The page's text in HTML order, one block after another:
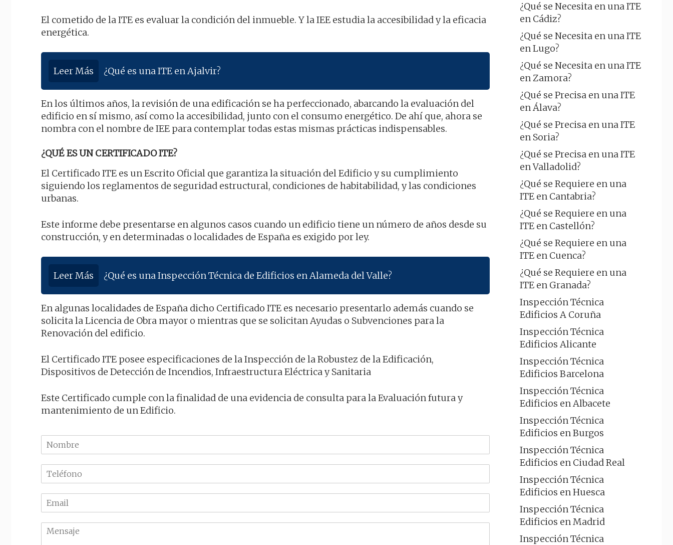
El cometido de la ITE es evaluar la condición del inmueble. Y la IEE estudia la accesibilidad y la eficacia
energética.
Leer Más ¿Qué es una ITE en Ajalvir?
En los últimos años, la revisión de una edificación se ha perfeccionado, abarcando la evaluación del
edificio en sí mismo, así como la accesibilidad, junto con el consumo energético. De ahí que, ahora se
nombra con el nombre de IEE para contemplar todas estas mismas prácticas indispensables.
¿QUÉ ES UN CERTIFICADO ITE?
El Certificado ITE es un Escrito Oficial que garantiza la situación del Edificio y su cumplimiento
siguiendo los reglamentos de seguridad estructural, condiciones de habitabilidad, y las condiciones
urbanas.
Este informe debe presentarse en algunos casos cuando un edificio tiene un número de años desde su
construcción, y en determinadas o localidades de España es exigido por ley.
Leer Más ¿Qué es una Inspección Técnica de Edificios en Alameda del Valle?
En algunas localidades de España dicho Certificado ITE es necesario presentarlo además cuando se
solicita la Licencia de Obra mayor o mientras que se solicitan Ayudas o Subvenciones para la
Renovación del edificio.
El Certificado ITE posee especificaciones de la Inspección de la Robustez de la Edificación,
Dispositivos de Detección de Incendios, Infraestructura Eléctrica y Sanitaria
Este Certificado cumple con la finalidad de una evidencia de consulta para la Evaluación futura y
mantenimiento de un Edificio.
N
o
m
r
e
e
l
f
o
m
a
M
¿Qué se Necesita en una ITE
en Cádiz?
¿Qué se Necesita en una ITE
en Lugo?
¿Qué se Necesita en una ITE
en Zamora?
¿Qué se Precisa en una ITE
en Álava?
¿Qué se Precisa en una ITE
en Soria?
¿Qué se Precisa en una ITE
en Valladolid?
¿Qué se Requiere en una
ITE en Cantabria?
¿Qué se Requiere en una
ITE en Castellón?
¿Qué se Requiere en una
ITE en Cuenca?
¿Qué se Requiere en una
ITE en Granada?
Inspección Técnica
Edificios A Coruña
Inspección Técnica
Edificios Alicante
Inspección Técnica
Edificios Barcelona
Inspección Técnica
Edificios en Albacete
Inspección Técnica
Edificios en Burgos
Inspección Técnica
Edificios en Ciudad Real
Inspección Técnica
Edificios en Huesca
Inspección Técnica
Edificios en Madrid
Inspección Técnica